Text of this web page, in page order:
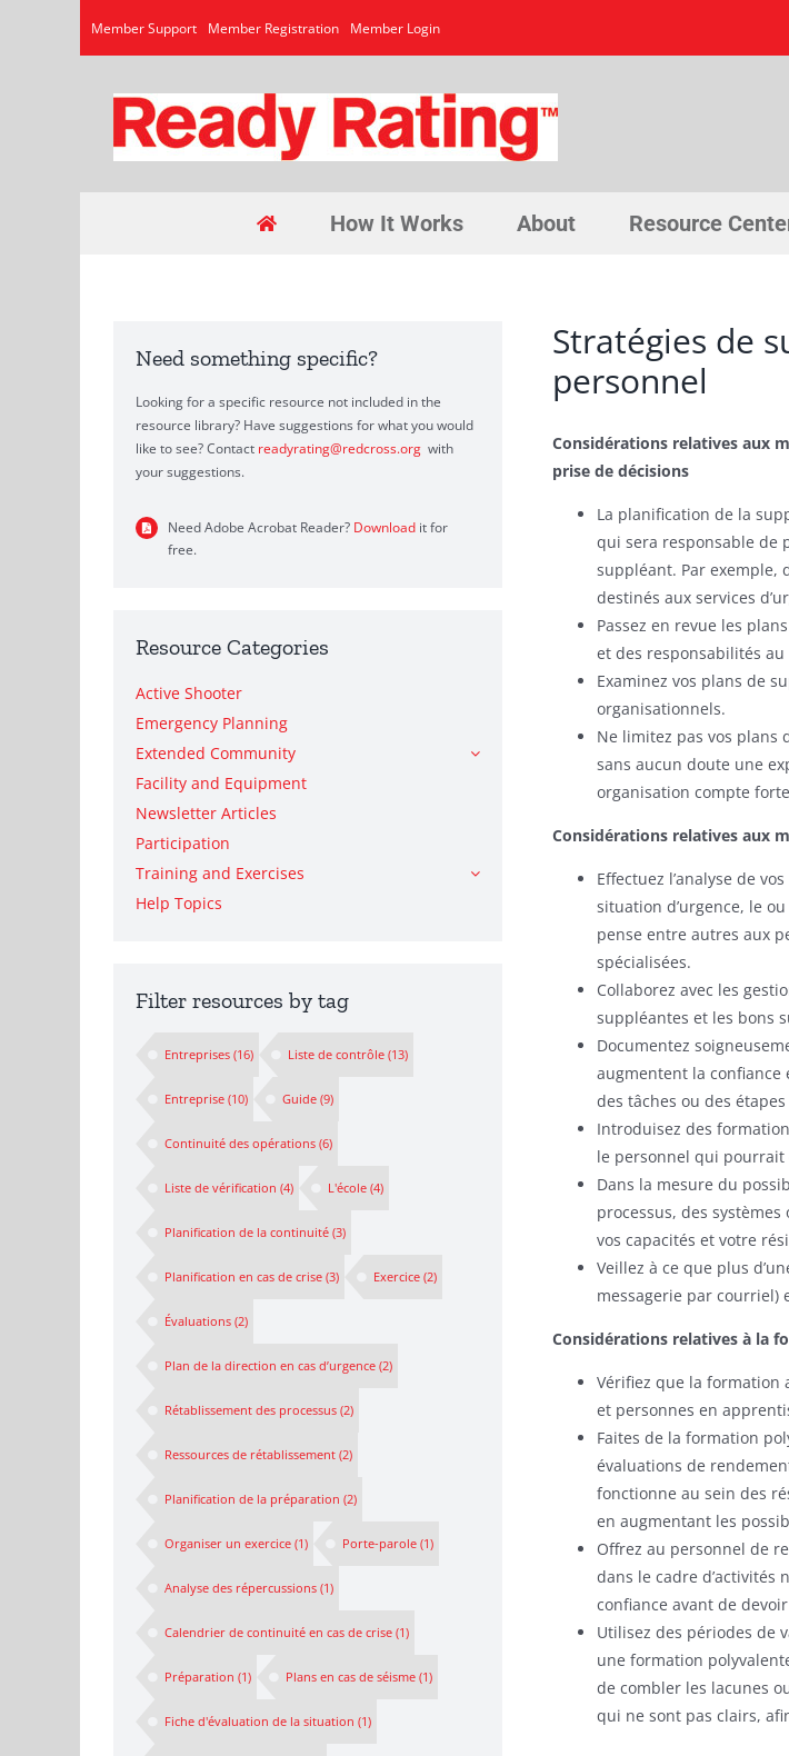
Member Support Member Registration Member Login
How It Works About Resource
Need something specific?
Looking for a specific resource not included in the
resource library? Have suggestions for what you would
like to see? Contact readyrating@redcross.orgwith
your suggestions.
Need Adobe Acrobat Reader? Downloadit for
free.
Resource Categories
Active Shooter
Emergency Planning
Extended Community
Facility and Equipment
Newsletter Articles
Participation
Training and Exercises
Help Topics
Filter resources by tag
Entreprises (16) Liste de contrôle (13)
Entreprise (10) Guide (9)
Continuité des opérations (6)
Liste de vérification (4) L'école (4)
Planification de la continuité (3)
Planification en cas de crise (3) Exercice (2)
Évaluations (2)
Plan de la direction en cas d’urgence (2)
Rétablissement des processus (2)
Ressources de rétablissement (2)
Planification de la préparation (2)
Organiser un exercice (1) Porte-parole (1)
Analyse des répercussions (1)
Calendrier de continuité en cas de crise (1)
Préparation (1) Plans en cas de séisme (1)
Fiche d'évaluation de la situation (1)
Stratégies de
personnel
Considérations relatives aux
prise de décisions
La planification de la
qui sera responsable de
suppléant. Par exemple,
destinés aux services
Passez en revue les
et des responsabilités
Examinez vos plans de
organisationnels.
Ne limitez pas vos plans
sans aucun doute une
organisation compte
Considérations relatives aux
Effectuez l’analyse de
situation d’urgence, le
pense entre autres aux
spécialisées.
Collaborez avec les
suppléantes et les bons
Documentez
augmentent la confiance
des tâches ou des
Introduisez des
le personnel qui
Dans la mesure du
processus, des
vos capacités et votre
Veillez à ce que plus
messagerie par courriel)
Considérations relatives à la
Vérifiez que la formation
et personnes en
Faites de la formation
évaluations de
fonctionne au sein des
en augmentant les
Offrez au personnel de
dans le cadre d’activités
confiance avant de
Utilisez des périodes de
une formation
de combler les lacunes
qui ne sont pas clairs,